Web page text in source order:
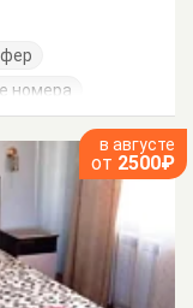
номера
в августе
от 2500₽